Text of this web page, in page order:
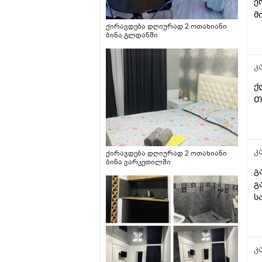
ქირავდება დღიურად 2 ოთახიანი
ბინა გლდანში
ქირავდება დღიურად 2 ოთახიანი
ბინა ვარკეთილში